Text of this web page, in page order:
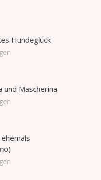
Hundeglück
und Mascherina